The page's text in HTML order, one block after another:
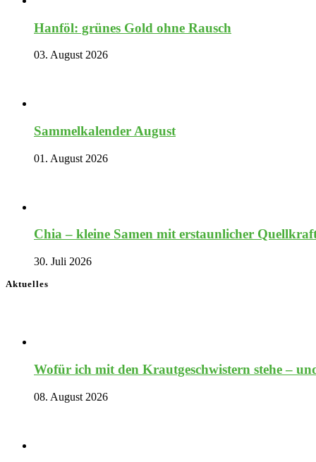
Hanföl: grünes Gold ohne Rausch
03. August 2026
Sammelkalender August
01. August 2026
Chia – kleine Samen mit erstaunlicher
30. Juli 2026
Aktuelles
Wofür ich mit den Krautgeschwistern stehe –
08. August 2026